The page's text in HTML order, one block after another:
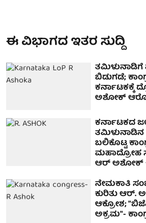
ಈ ವಿಭಾಗದ ಇತರ ಸುದ್ದಿ
ತಮಿಳುನಾಡಿಗೆ
ಬಿಡುಗಡೆ;
ಕರ್ನಾಟಕಕ್ಕೆ
ಅಶೋಕ್
ಕರ್ನಾಟಕದ
ತಮಿಳುನಾಡಿನ
ಬಲಿಕೊಟ್ಟ
ಮಹಾದ್ರೋಹ
ಆರ್ ಅಶೋಕ್
ನೇಮಕಾತಿ
ಕುರಿತು ಆರ್.
ಆಕ್ರೋಶ;
ಅಕ್ರಮ"-